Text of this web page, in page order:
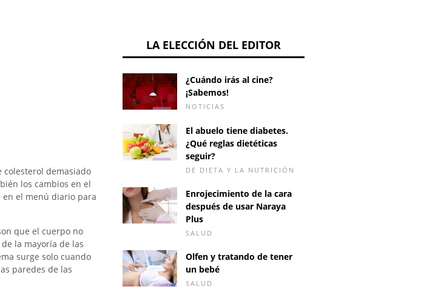
colesterol demasiado
los cambios en el
en el menú diario para
que el cuerpo no
la mayoría de las
surge solo cuando
paredes de las
LA ELECCIÓN DEL EDITOR
¿Cuándo irás al cine?
¡Sabemos!
NOTICIAS
El abuelo tiene diabetes.
¿Qué reglas dietéticas
seguir?
DE DIETA Y LA NUTRICIÓN
Enrojecimiento de la cara
después de usar Naraya
Plus
SALUD
Olfen y tratando de tener
un bebé
SALUD